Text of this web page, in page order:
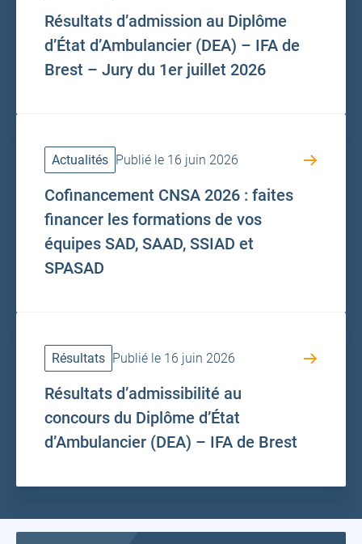
Résultats d’admission au Diplôme
d’État d’Ambulancier (DEA) – IFA de
Brest – Jury du 1er juillet 2026
Actualités Publié le 16 juin 2026
Cofinancement CNSA 2026 : faites
financer les formations de vos
équipes SAD, SAAD, SSIAD et
SPASAD
Résultats Publié le 16 juin 2026
Résultats d’admissibilité au
concours du Diplôme d’État
d’Ambulancier (DEA) – IFA de Brest